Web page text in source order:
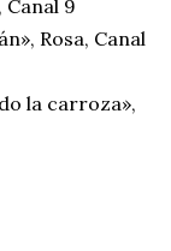
Canal 9
Rosa, Canal
la carroza»,